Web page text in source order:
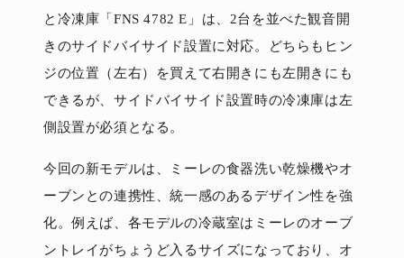
と冷凍庫「FNS 4782 E」は、2台を並べた観音開
きのサイドバイサイド設置に対応。どちらもヒン
ジの位置（左右）を買えて右開きにも左開きにも
できるが、サイドバイサイド設置時の冷凍庫は左
側設置が必須となる。
今回の新モデルは、ミーレの食器洗い乾燥機やオ
ーブンとの連携性、統一感のあるデザイン性を強
化。例えば、各モデルの冷蔵室はミーレのオーブ
ントレイがちょうど入るサイズになっており、オ